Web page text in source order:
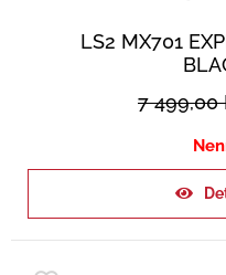
LS2 MX701
7 499,00